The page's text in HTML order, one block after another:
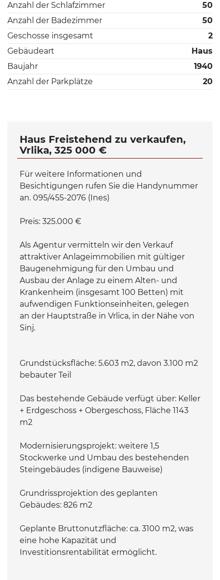
Anzahl der Schlafzimmer
50
Anzahl der Badezimmer
50
Geschosse insgesamt
2
Gebäudeart
Haus
Baujahr
1940
Anzahl der Parkplätze
20
Haus Freistehend zu verkaufen,
Vrlika, 325 000 €
Für weitere Informationen und
Besichtigungen rufen Sie die Handynummer
an. 095/455-2076 (Ines)
Preis: 325.000 €
Als Agentur vermitteln wir den Verkauf
attraktiver Anlageimmobilien mit gültiger
Baugenehmigung für den Umbau und
Ausbau der Anlage zu einem Alten- und
Krankenheim (insgesamt 100 Betten) mit
aufwendigen Funktionseinheiten, gelegen
an der Hauptstraße in Vrlica, in der Nähe von
Sinj.
Grundstücksfläche: 5.603 m2, davon 3.100 m2
bebauter Teil
Das bestehende Gebäude verfügt über: Keller
+ Erdgeschoss + Obergeschoss, Fläche 1143
m2
Modernisierungsprojekt: weitere 1,5
Stockwerke und Umbau des bestehenden
Steingebäudes (indigene Bauweise)
Grundrissprojektion des geplanten
Gebäudes: 826 m2
Geplante Bruttonutzfläche: ca. 3100 m2, was
eine hohe Kapazität und
Investitionsrentabilität ermöglicht.